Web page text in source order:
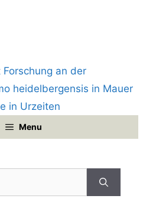
an der
heidelbergensis in Mauer
in Urzeiten
Menu